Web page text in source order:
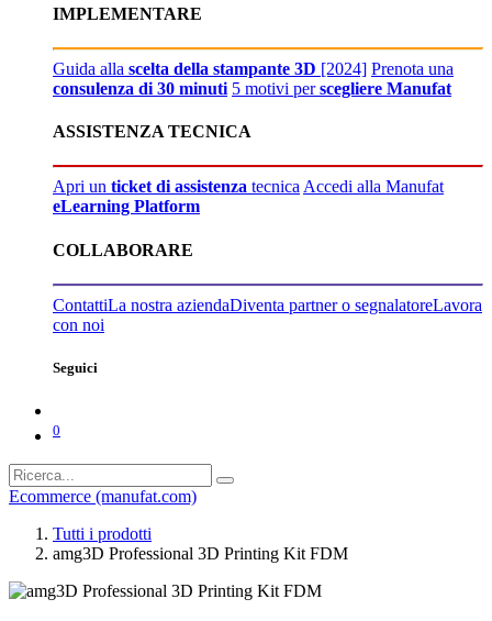
IMPLEMENTARE
Guida alla scelta della stampante 3D [2024] Prenota una
consulenza di 30 minuti 5 motivi perscegliere Manufat
ASSISTENZA TECNICA
Apri un ticket di assistenza tecnicaAccedi alla Manufat
eLearning Platform
COLLABORARE
ContattiLa nostra aziendaDiventa partner o segnalatoreLavora
con noi
Seguici
0
Ecommerce (manufat.com)
Tutti i prodotti
amg3D Professional 3D Printing Kit FDM